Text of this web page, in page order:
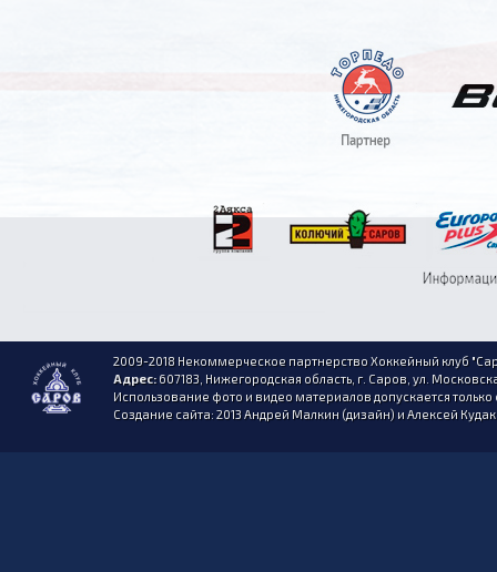
2009-2018 Некоммерческое партнерство Хоккейный клуб
Адрес:607183, Нижегородская область, г. Саров, ул.
Использование фото и видео материалов допускается
Создание сайта: 2013 Андрей Малкин (дизайн) и Алексей